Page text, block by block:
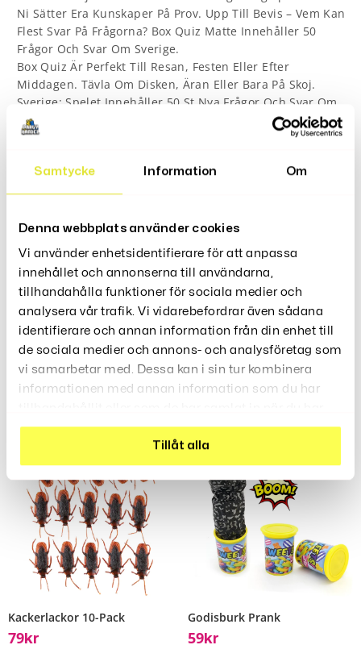
Samtycke Information Om
Denna webbplats använder cookies
Vi använder enhetsidentifierare för att anpassa
innehållet och annonserna till användarna,
tillhandahålla funktioner för sociala medier och
analysera vår trafik. Vi vidarebefordrar även sådana
identifierare och annan information från din enhet till
de sociala medier och annons- och analysföretag som
vi samarbetar med. Dessa kan i sin tur kombinera
informationen med annan information som du har
använt deras tjänster.
Tillåt alla
Ni Sätter Era Kunskaper På Prov. Upp Till Bevis – Vem Kan
Flest Svar På Frågorna? Box Quiz Matte Innehåller 50
Frågor Och Svar Om Sverige.
Box Quiz Är Perfekt Till Resan, Festen Eller Efter
Middagen. Tävla Om Disken, Äran Eller Bara På Skoj.
Sverige: Spelet Innehåller 50 St Nya Frågor Och Svar Om
Stora Svenskar Och Nationella Symboler. Exempel: I Vilket
Landskap Ligger Östersund?
50 frågor
Språk: Svenska
Recensioner (0)
Relaterade Produkter
Kackerlackor 10-Pack
79Kr
Godisburk Prank
59Kr